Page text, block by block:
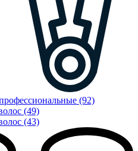
(92)
(49)
(43)